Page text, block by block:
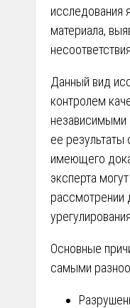
исследования
материала,
Данный вид
контролем
независимыми
ее
имеющего
эксперта
рассмотрении
Основные
самыми